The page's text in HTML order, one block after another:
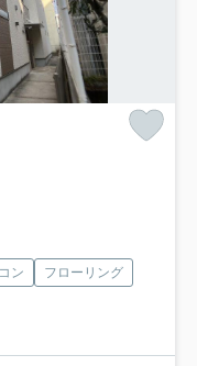
ン
フローリング